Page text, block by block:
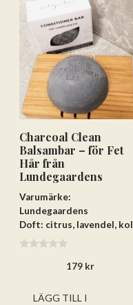
Charcoal Clean
Balsambar – för Fet
Hår från
Lundegaardens
Varumärke:
Lundegaardens
Doft: citrus, lavendel, kol
179 kr
LÄGG TILL I